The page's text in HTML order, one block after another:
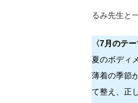
るみ先生と
〈7月のテー
夏のボディ
薄着の季節
て整え、正